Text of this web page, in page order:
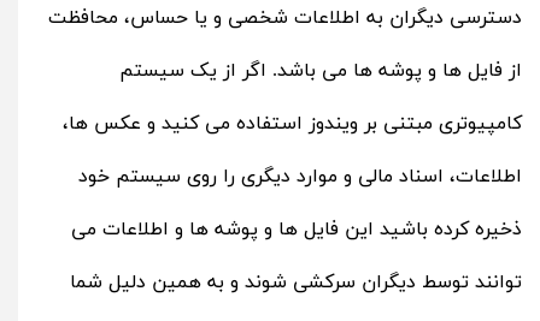
دسترسی دیگران به اطلاعات شخصی و یا حساس، محافظت
از فایل‌ ها و پوشه‌ ها می ‌باشد. اگر از یک سیستم
کامپیوتری مبتنی بر ویندوز استفاده می‌ کنید و عکس ها،
اطلاعات، اسناد مالی و موارد دیگری را روی سیستم خود
ذخیره کرده‌ باشید این فایل‌ ها و پوشه‌ ها و اطلاعات می
‌توانند توسط دیگران سرکشی شوند و به همین دلیل شما